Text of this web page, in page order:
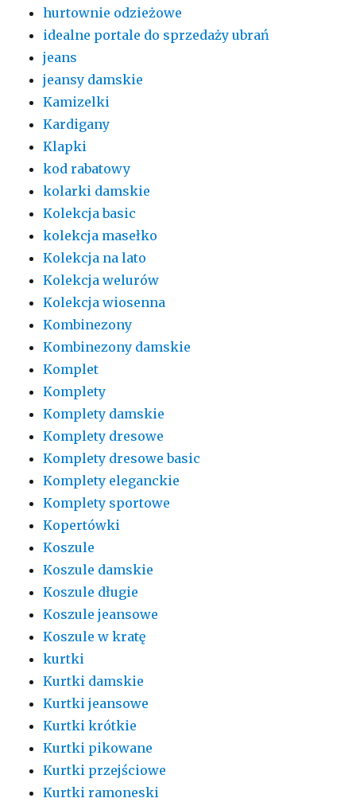
hurtownie odzieżowe
idealne portale do sprzedaży ubrań
jeans
jeansy damskie
Kamizelki
Kardigany
Klapki
kod rabatowy
kolarki damskie
Kolekcja basic
kolekcja masełko
Kolekcja na lato
Kolekcja welurów
Kolekcja wiosenna
Kombinezony
Kombinezony damskie
Komplet
Komplety
Komplety damskie
Komplety dresowe
Komplety dresowe basic
Komplety eleganckie
Komplety sportowe
Kopertówki
Koszule
Koszule damskie
Koszule długie
Koszule jeansowe
Koszule w kratę
kurtki
Kurtki damskie
Kurtki jeansowe
Kurtki krótkie
Kurtki pikowane
Kurtki przejściowe
Kurtki ramoneski